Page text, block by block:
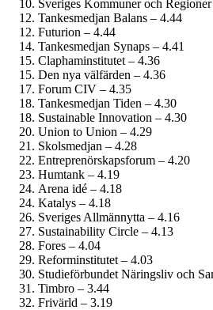
Sveriges Kommuner och
Tankesmedjan Balans – 4.44
Futurion – 4.44
Tankesmedjan Synaps – 4.41
Clapham­institutet – 4.36
Den nya välfärden – 4.36
Forum CIV – 4.35
Tankesmedjan Tiden – 4.30
Sustainable Innovation – 4.30
Union to Union – 4.29
Skolsmedjan – 4.28
Entreprenörskaps­forum – 4.20
Humtank – 4.19
Arena idé – 4.18
Katalys – 4.18
Sveriges Allmännytta – 4.16
Sustainability Circle – 4.13
Fores – 4.04
Reform­institutet – 4.03
Studie­förbundet Näringsliv och
Timbro – 3.44
Frivärld – 3.19